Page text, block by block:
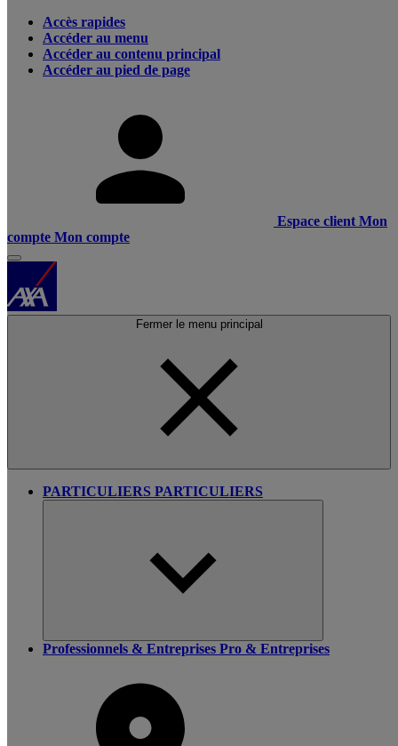
Accès rapides
Accéder au menu
Accéder au contenu principal
Accéder au pied de page
Espace client Mon
compte Mon compte
Fermer le menu principal
PARTICULIERS PARTICULIERS
Professionnels & Entreprises Pro & Entreprises